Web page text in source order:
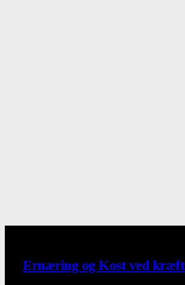
Ernæring og Kost ved kræft